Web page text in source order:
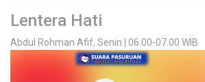
Lentera Hati
Abdul Rohman Afif, Senin | 06.00-07.00 WIB